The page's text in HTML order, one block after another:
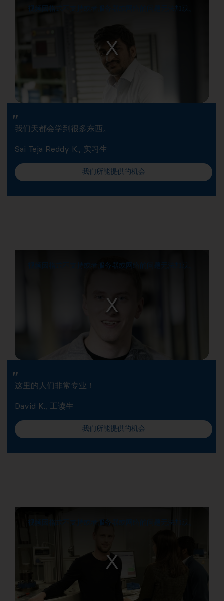
视频因格式不支持或者服务器或网络的问题无法加载。
我们天都会学到很多东西。
Sai Teja Reddy K., 实习生
我们所能提供的机会
视频因格式不支持或者服务器或网络的问题无法加载。
这里的人们非常专业！
David K., 工读生
我们所能提供的机会
视频因格式不支持或者服务器或网络的问题无法加载。